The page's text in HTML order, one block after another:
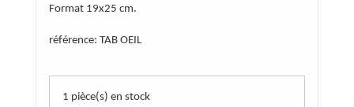
Format 19x25 cm.
référence: TAB OEIL
1 pièce(s) en stock